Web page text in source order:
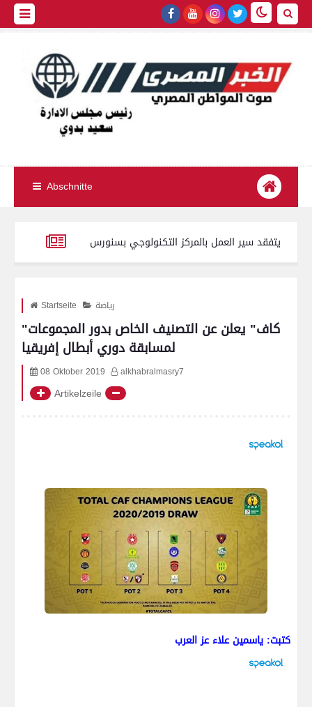
Abschnitte
محافظ الفيوم يتفقد سير العمل بالمركز التكنولوجي بسنورس
Startseite رياضة
"كاف" يعلن عن التصنيف الخاص بدور المجموعات
لمسابقة دوري أبطال إفريقيا
08 Oktober 2019 alkhabralmasry7
Artikelzeile
كتبت: ياسمين علاء عز العرب